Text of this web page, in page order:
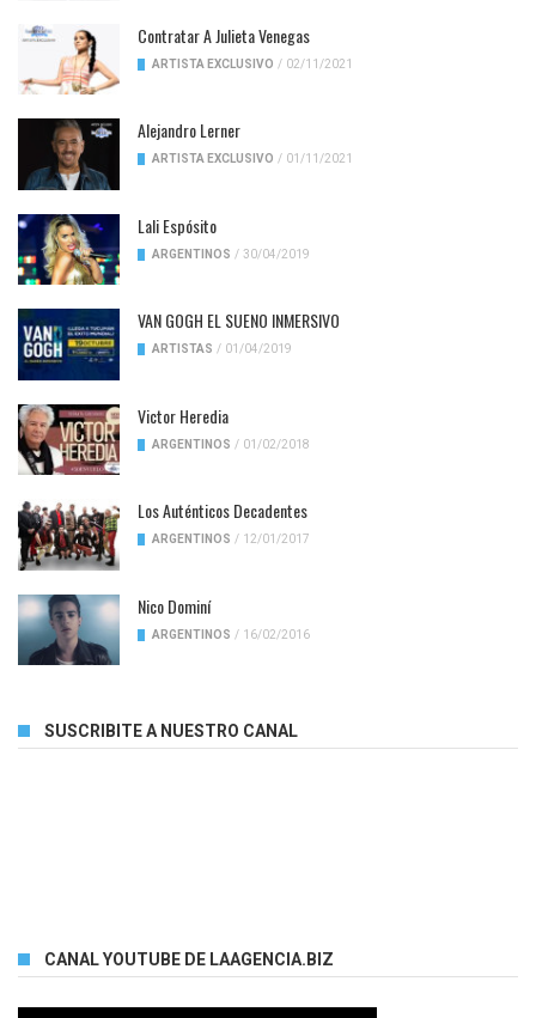
Contratar A Julieta Venegas
ARTISTA EXCLUSIVO / 02/11/2021
Alejandro Lerner
ARTISTA EXCLUSIVO / 01/11/2021
Lali Espósito
ARGENTINOS / 30/04/2019
VAN GOGH EL SUENO INMERSIVO
ARTISTAS / 01/04/2019
Victor Heredia
ARGENTINOS / 01/02/2018
Los Auténticos Decadentes
ARGENTINOS / 12/01/2017
Nico Dominí
ARGENTINOS / 16/02/2016
SUSCRIBITE A NUESTRO CANAL
CANAL YOUTUBE DE LAAGENCIA.BIZ